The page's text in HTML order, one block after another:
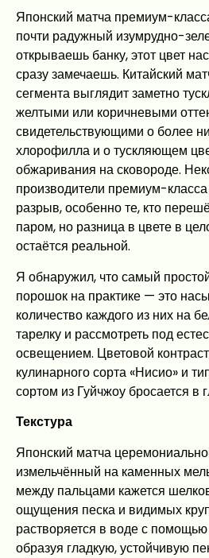
Японский матча премиум-
почти радужный изумрудно-
открываешь банку, этот цвет
сразу замечаешь. Китайский
сегмента выглядит заметно
желтыми или коричневыми
свидетельствующими о более
хлорофилла и о тускляющем
обжаривания на сковороде.
производители премиум-
разрыв, особенно те, кто
паром, но разница в цвете в
остаётся реальной.
Я обнаружил, что самый
порошок на практике — это
количество каждого из них на
тарелку и рассмотреть под
освещением. Цветовой
кулинарного сорта «Нисио» и
сортом из Гуйчжоу бросается в
Текстура
Японский матча
измельчённый на каменных
между пальцами кажется
ощущения песка и видимых
растворяется в воде с
образуя гладкую, устойчивую